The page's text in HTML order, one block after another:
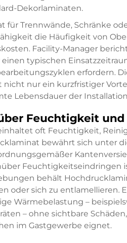
Dekorlaminaten.
für Trennwände, Schränke
die Häufigkeit von
Facility-Manager
typischen
erfordern.
nur ein kurzfristiger
Lebensdauer der
Feuchtigkeit und
oft Feuchtigkeit,
bewährt sich unter
Feuchtigkeitseindringen
behält
oder sich zu entlamellieren.
Wärmebelastung –
– ohne sichtbare
im Gastgewerbe eignet.